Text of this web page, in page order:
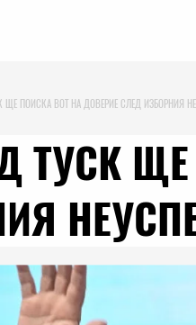
ЩЕ ПОИСКА ВОТ НА ДОВЕРИЕ СЛЕД ИЗБОРНИЯ
ТУСК ЩЕ